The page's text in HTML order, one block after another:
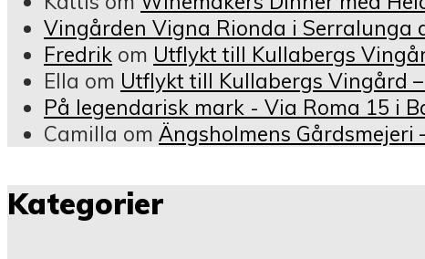
Vingården Vigna Rionda i Serralunga
Fredrik om Utflykt till Kullabergs
Ella om Utflykt till Kullabergs Vingård
På legendarisk mark - Via Roma 15 i
Camilla om Ängsholmens
Kategorier